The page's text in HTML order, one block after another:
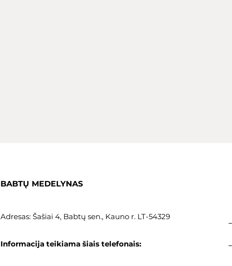
BABTŲ MEDELYNAS
Adresas: Šašiai 4, Babtų sen., Kauno r. LT-54329
Informacija teikiama šiais telefonais: